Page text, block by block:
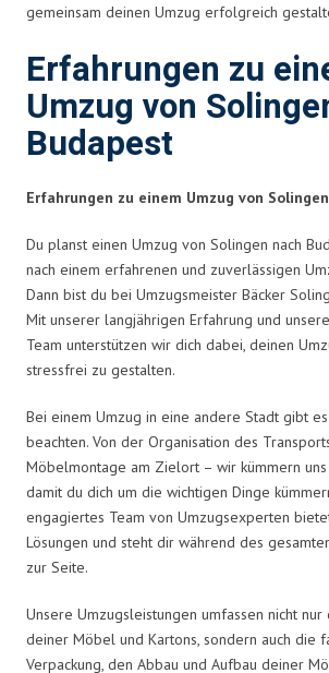
gemeinsam deinen Umzug erfolgreich
Erfahrungen zu
Umzug von
Budapest
Erfahrungen zu einem Umzug von
Du planst einen Umzug von Solingen nach
nach einem erfahrenen und zuverlässigen
Dann bist du bei Umzugsmeister Bäcker
Mit unserer langjährigen Erfahrung und
Team unterstützen wir dich dabei, deinen
stressfrei zu gestalten.
Bei einem Umzug in eine andere Stadt gibt
beachten. Von der Organisation des
Möbelmontage am Zielort – wir kümmern
damit du dich um die wichtigen Dinge
engagiertes Team von Umzugsexperten
Lösungen und steht dir während des
zur Seite.
Unsere Umzugsleistungen umfassen nicht
deiner Möbel und Kartons, sondern auch die
Verpackung, den Abbau und Aufbau deiner